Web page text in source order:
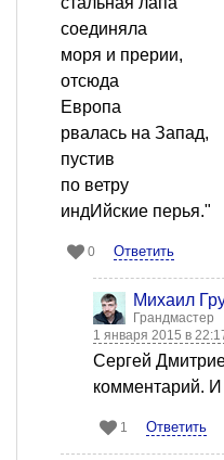
соединяла
моря и прерии,
отсюда
Европа
рвалась на Запад,
пустив
по ветру
индИйские перья."
0 Ответить
Михаил
Грандмастер
1 января 2015 в
Сергей
комментарий. И
1 Ответить